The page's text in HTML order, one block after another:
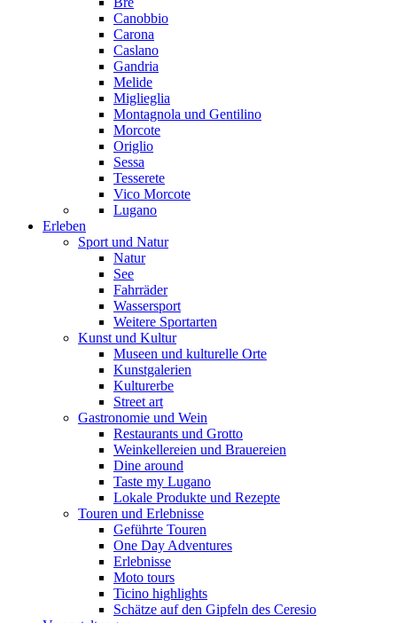
Canobbio
Carona
Caslano
Gandria
Melide
Miglieglia
Montagnola und Gentilino
Morcote
Origlio
Sessa
Tesserete
Vico Morcote
Lugano
Erleben
Sport und Natur
Natur
See
Fahrräder
Wassersport
Weitere Sportarten
Kunst und Kultur
Museen und kulturelle Orte
Kunstgalerien
Kulturerbe
Street art
Gastronomie und Wein
Restaurants und Grotto
Weinkellereien und Brauereien
Dine around
Taste my Lugano
Lokale Produkte und Rezepte
Touren und Erlebnisse
Geführte Touren
One Day Adventures
Erlebnisse
Moto tours
Ticino highlights
Schätze auf den Gipfeln des Ceresio